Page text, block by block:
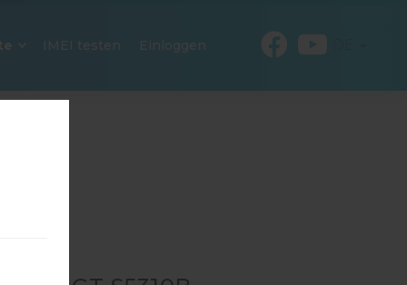
IMEI testen Einloggen